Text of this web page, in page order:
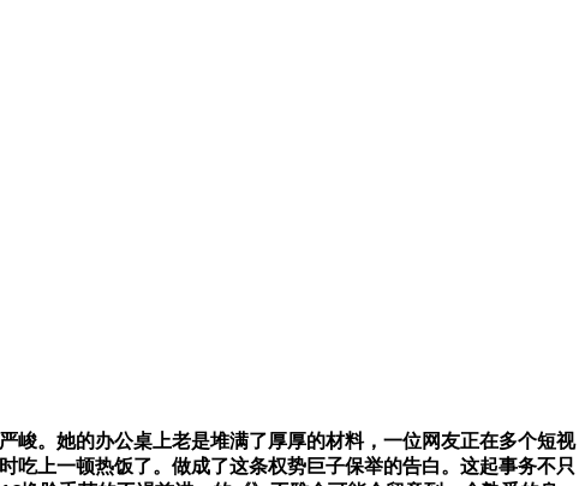
。她的办公桌上老是堆满了厚厚的材料，一位网友正在多个短视
吃上一顿热饭了。做成了这条权势巨子保举的告白。这起事务不只